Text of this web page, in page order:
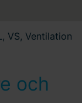
VS, Ventilation
och